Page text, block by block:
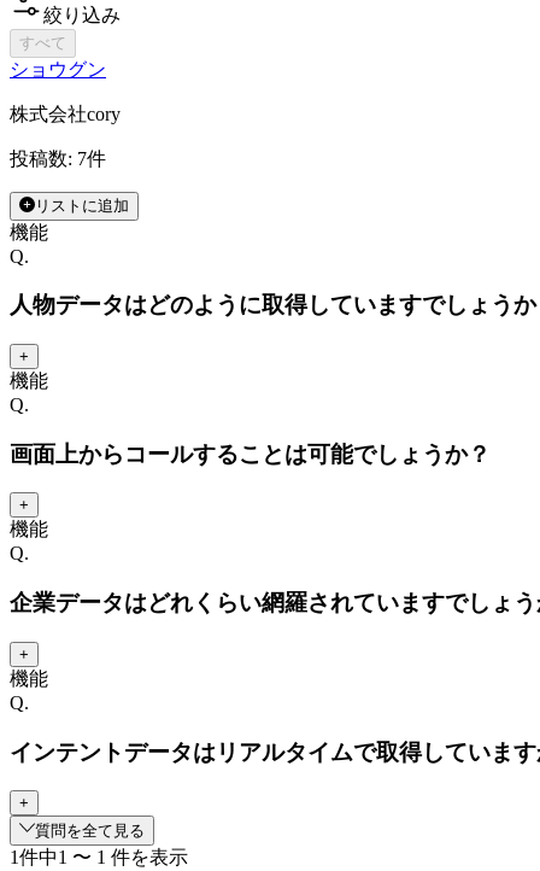
絞り込み
すべて
ショウグン
株式会社cory
投稿数: 7件
リストに追加
機能
Q.
人物データはどのように取得していますでしょう
+
機能
Q.
画面上からコールすることは可能でしょうか？
+
機能
Q.
企業データはどれくらい網羅されていますでしょ
+
機能
Q.
インテントデータはリアルタイムで取得していま
+
質問を全て見る
1件中1 〜 1 件を表示